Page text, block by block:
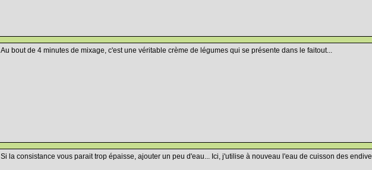
Au bout de 4 minutes de mixage, c'est une véritable crème de légumes qui se présente dans le faitout...
Si la consistance vous parait trop épaisse, ajouter un peu d'eau... Ici, j'utilise à nouveau l'eau de cuisson des